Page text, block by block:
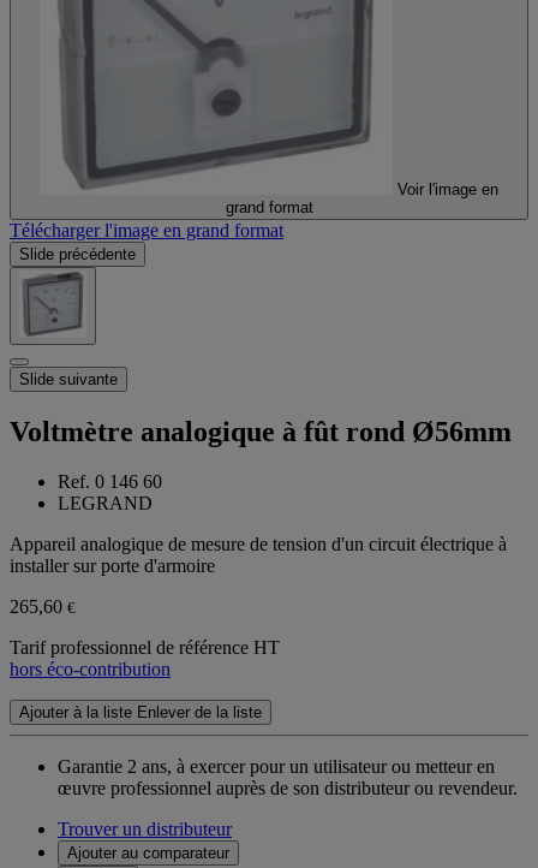
Voir l'image en
grand format
Télécharger l'image en grand format
Slide précédente
Slide suivante
Voltmètre analogique à fût rond Ø56mm
Ref. 0 146 60
LEGRAND
Appareil analogique de mesure de tension d'un circuit électrique à
installer sur porte d'armoire
265,60 €
Tarif professionnel de référence HT
hors éco-contribution
Ajouter à la liste Enlever de la liste
Garantie 2 ans, à exercer pour un utilisateur ou metteur en
œuvre professionnel auprès de son distributeur ou revendeur.
Trouver un distributeur
Ajouter au comparateur